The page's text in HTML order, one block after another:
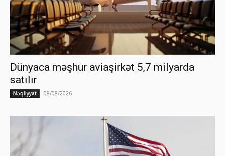
Dünyaca məşhur aviaşirkət 5,7 milyarda
satılır
Nəqliyyat 08/08/2026